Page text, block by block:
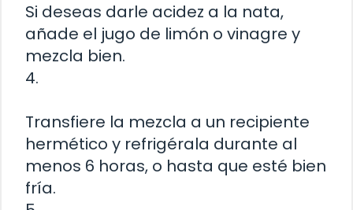
Si deseas darle acidez a la nata,
añade el jugo de limón o vinagre y
mezcla bien.
4.
Transfiere la mezcla a un recipiente
hermético y refrigérala durante al
menos 6 horas, o hasta que esté bien
fría.